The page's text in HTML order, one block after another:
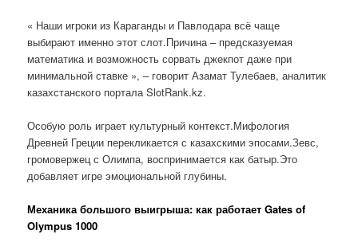
« Наши игроки из Караганды и Павлодара всё чаще
выбирают именно этот слот.Причина – предсказуемая
математика и возможность сорвать джекпот даже при
минимальной ставке », – говорит Азамат Тулебаев, аналитик
казахстанского портала SlotRank.kz.
Особую роль играет культурный контекст.Мифология
Древней Греции перекликается с казахскими эпосами.Зевс,
громовержец с Олимпа, воспринимается как батыр.Это
добавляет игре эмоциональной глубины.
Механика большого выигрыша: как работает Gates of
Olympus 1000